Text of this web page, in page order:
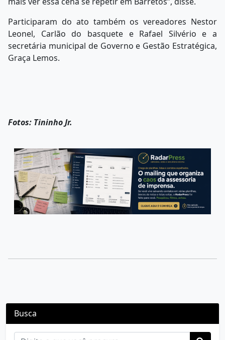
Participaram do ato também os vereadores Nestor
Leonel, Carlão do basquete e Rafael Silvério e a
secretária municipal de Governo e Gestão Estratégica,
Graça Lemos.
Fotos: Tininho Jr.
Busca